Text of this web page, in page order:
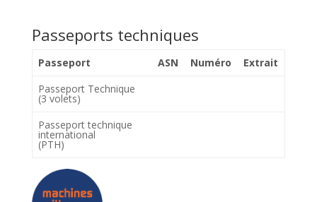
Passeports techniques
Passeport ASN Numéro
Extrait
Passeport Technique
(3 volets)
Passeport technique
international
(PTH)